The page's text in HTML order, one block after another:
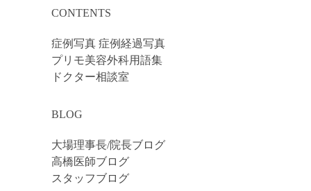
CONTENTS
症例写真 症例経過写真
プリモ美容外科用語集
ドクター相談室
BLOG
大場理事長/院長ブログ
高橋医師ブログ
スタッフブログ